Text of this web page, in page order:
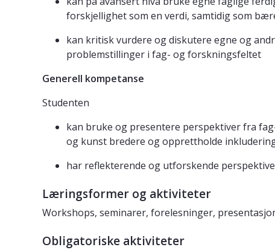
forskjellighet som en verdi, samtidig som
kan kritisk vurdere og diskutere egne og
problemstillinger i fag- og forskningsfeltet
Generell kompetanse
Studenten
kan bruke og presentere perspektiver fra
og kunst bredere og opprettholde
har reflekterende og utforskende
Læringsformer og aktiviteter
Workshops, seminarer, forelesninger,
Obligatoriske aktiviteter